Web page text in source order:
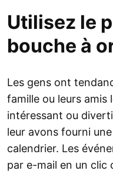
Utilisez le
bouche à
Les gens ont
famille ou leurs amis
intéressant ou
leur avons fourni
calendrier. Les
par e-mail en un clic